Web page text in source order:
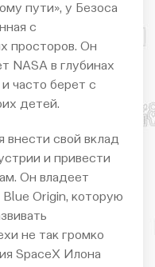
пути», у Безоса
с
просторов. Он
NASA в глубинах
часто берет с
детей.
внести свой вклад
и привести
Он владеет
Origin, которую
не так громко
SpaceX Илона